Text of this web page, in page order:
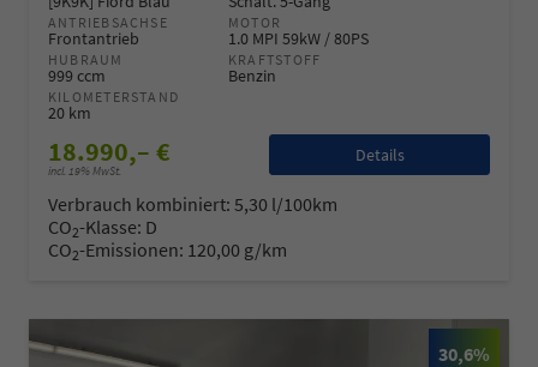
ANTRIEBSACHSE
Frontantrieb
MOTOR
1.0 MPI 59kW / 80PS
HUBRAUM
999 ccm
KRAFTSTOFF
Benzin
KILOMETERSTAND
20 km
18.990,– €
incl. 19% MwSt.
Details
Verbrauch kombiniert: 5,30 l/100km
CO2-Klasse: D
CO2-Emissionen: 120,00 g/km
30,6%